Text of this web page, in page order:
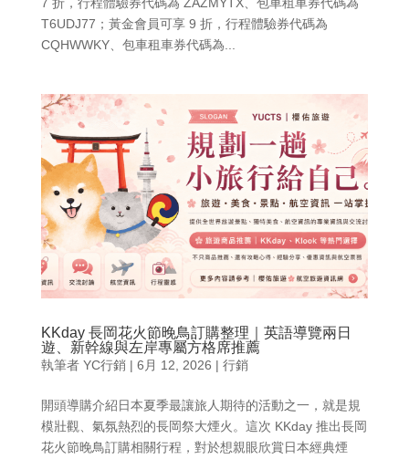
T6UDJ77；黃金會員可享 9 折，行程體驗券代碼為
CQHWWKY、包車租車券代碼為...
KKday 長岡花火節晚鳥訂購整理｜英語導覽兩日
遊、新幹線與左岸專屬方格席推薦
執筆者 YC行銷| 6月 12, 2026 | 行銷
開頭導購介紹日本夏季最讓旅人期待的活動之一，就是規
模壯觀、氣氛熱烈的長岡祭大煙火。這次 KKday 推出長岡
花火節晚鳥訂購相關行程，對於想親眼欣賞日本經典煙